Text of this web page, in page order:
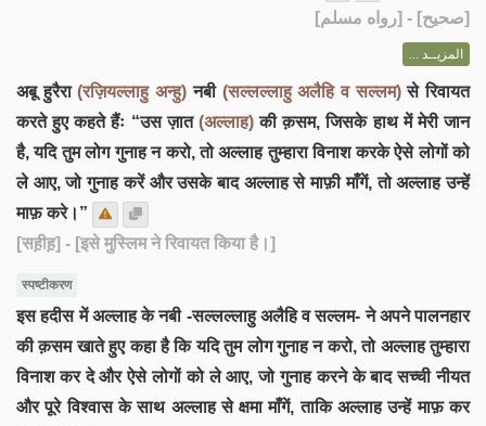
[صحيح] - [رواه مسلم]
المزيــد ...
अबू हुरैरा(रज़ियल्लाहु अन्हु) नबी (सल्लल्लाहु अलैहि व सल्लम)से रिवायत
करते हुए कहते हैंः “उस ज़ात (अल्लाह)की क़सम, जिसके हाथ में मेरी जान
है, यदि तुम लोग गुनाह न करो, तो अल्लाह तुम्हारा विनाश करके ऐसे लोगों को
ले आए, जो गुनाह करें और उसके बाद अल्लाह से माफ़ी माँगें, तो अल्लाह उन्हें
माफ़ करे।”
[सह़ीह़] - [इसे मुस्लिम ने रिवायत किया है।]
स्पष्टीकरण
इस हदीस में अल्लाह के नबी -सल्लल्लाहु अलैहि व सल्लम- ने अपने पालनहार
की क़सम खाते हुए कहा है कि यदि तुम लोग गुनाह न करो, तो अल्लाह तुम्हारा
विनाश कर दे और ऐसे लोगों को ले आए, जो गुनाह करने के बाद सच्ची नीयत
और पूरे विश्वास के साथ अल्लाह से क्षमा माँगें, ताकि अल्लाह उन्हें माफ़ कर